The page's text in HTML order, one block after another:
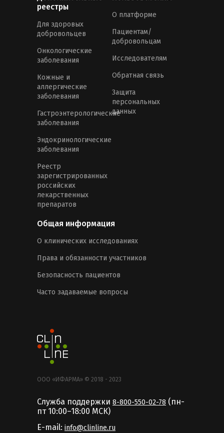
реестры
Для здоровых
добровольцев
Онкологические
заболевания
Кожные и
аллергические
заболевания
Гастроэнтерологические
заболевания
Эндокринологические
заболевания
Реестр
зарегистрированных
российских
лекарственных
препаратов
О платформе
Пациентам/
добровольцам
Исследователям
Обратная связь
Защита
персональных
данных
Общая информация
О клинических исследованиях
Права и обязанности участников
Безопасность пациентов
Часто задаваемые вопросы
ООО «ИФАРМА» © 2018 - 2023
Служба поддержки 8-800-550-02-78 (пн-
пт 10:00–18:00 MCК)
E-mail: info@clinline.ru